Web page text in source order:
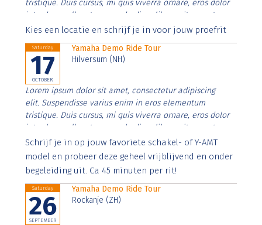
tristique. Duis cursus, mi quis viverra ornare, eros dolor
interdum nulla, ut commodo diam libero vitae erat.
Aenean faucibus nibh et justo cursus id rutrum lorem
Kies een locatie en schrijf je in voor jouw proefrit
Saturday
17
OCTOBER
Yamaha Demo Ride Tour
Hilversum (NH)
Lorem ipsum dolor sit amet, consectetur adipiscing
elit. Suspendisse varius enim in eros elementum
tristique. Duis cursus, mi quis viverra ornare, eros dolor
interdum nulla, ut commodo diam libero vitae erat.
Aenean faucibus nibh et justo cursus id rutrum lorem
imperdiet. Nunc ut sem vitae risus tristique posuere.
Schrijf je in op jouw favoriete schakel- of Y-AMT
model en probeer deze geheel vrijblijvend en onder
begeleiding uit. Ca 45 minuten per rit!
Saturday
26
SEPTEMBER
Yamaha Demo Ride Tour
Rockanje (ZH)